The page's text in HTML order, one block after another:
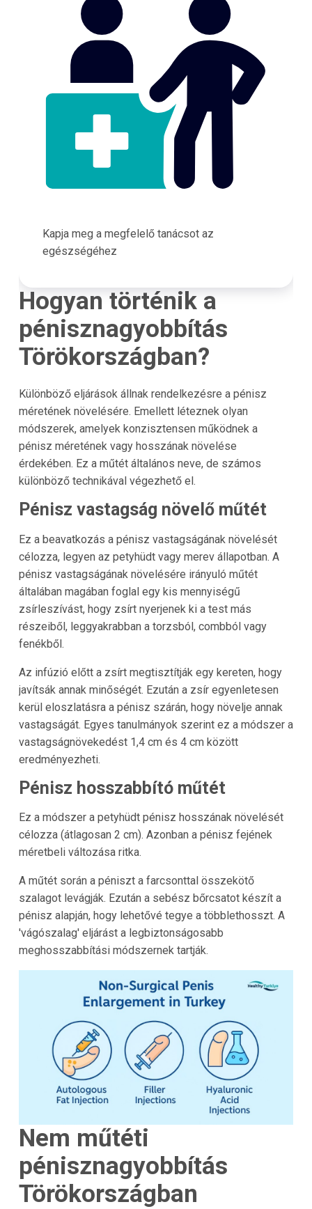
Kapja meg a megfelelő tanácsot az
egészségéhez
Hogyan történik a
pénisznagyobbítás
Törökországban?
Különböző eljárások állnak rendelkezésre a pénisz
méretének növelésére. Emellett léteznek olyan
módszerek, amelyek konzisztensen működnek a
pénisz méretének vagy hosszának növelése
érdekében. Ez a műtét általános neve, de számos
különböző technikával végezhető el.
Pénisz vastagság növelő műtét
Ez a beavatkozás a pénisz vastagságának növelését
célozza, legyen az petyhüdt vagy merev állapotban. A
pénisz vastagságának növelésére irányuló műtét
általában magában foglal egy kis mennyiségű
zsírleszívást, hogy zsírt nyerjenek ki a test más
részeiből, leggyakrabban a torzsból, combból vagy
fenékből.
Az infúzió előtt a zsírt megtisztítják egy kereten, hogy
javítsák annak minőségét. Ezután a zsír egyenletesen
kerül eloszlatásra a pénisz szárán, hogy növelje annak
vastagságát. Egyes tanulmányok szerint ez a módszer a
vastagságnövekedést 1,4 cm és 4 cm között
eredményezheti.
Pénisz hosszabbító műtét
Ez a módszer a petyhüdt pénisz hosszának növelését
célozza (átlagosan 2 cm). Azonban a pénisz fejének
méretbeli változása ritka.
A műtét során a péniszt a farcsonttal összekötő
szalagot levágják. Ezután a sebész bőrcsatot készít a
pénisz alapján, hogy lehetővé tegye a többlethosszt. A
'vágószalag' eljárást a legbiztonságosabb
meghosszabbítási módszernek tartják.
Nem műtéti
pénisznagyobbítás
Törökországban